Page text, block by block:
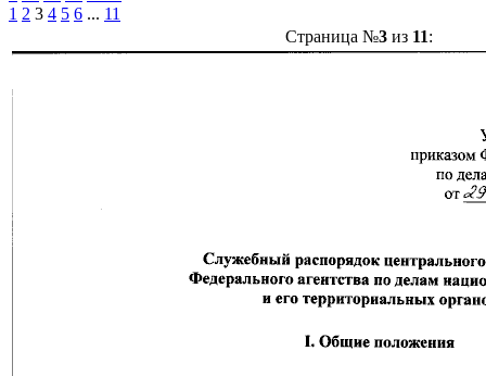
1 2 3 4 5 6 ... 11
Страница №3 из 11: